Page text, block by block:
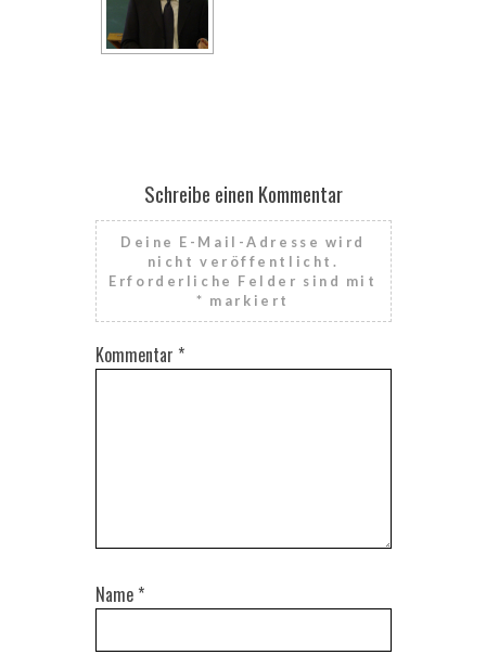
Schreibe einen Kommentar
Deine E-Mail-Adresse wird
nicht veröffentlicht.
Erforderliche Felder sind mit
* markiert
Kommentar *
Name *